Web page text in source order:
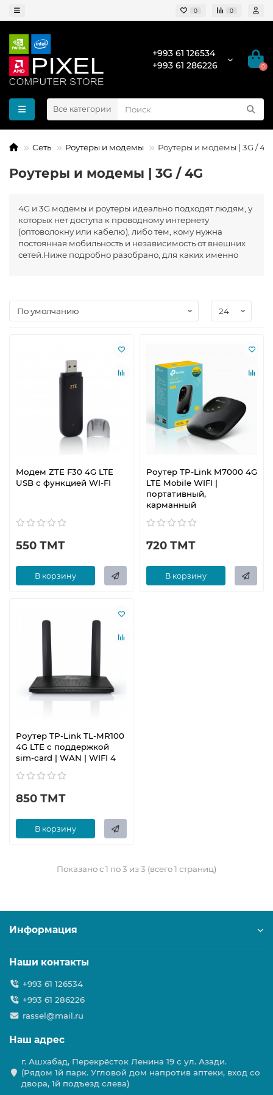
0 0
+993 61 126534
+993 61 286226
0
Все категории
Сеть Роутеры и модемы Роутеры и модемы | 3G / 4G
Роутеры и модемы | 3G / 4G
4G и 3G модемы и роутеры идеально подходят людям, у
которых нет доступа к проводному интернету
(оптоволокну или кабелю), либо тем, кому нужна
постоянная мобильность и независимость от внешних
сетей.Ниже подробно разобрано, для каких именно
Модем ZTE F30 4G LTE
USB с функцией WI-FI
550 ТМТ
В корзину
Роутер TP-Link M7000 4G
LTE Mobile WIFI |
портативный,
карманный
720 ТМТ
В корзину
Роутер TP-Link TL-MR100
4G LTE с поддержкой
sim-card | WAN | WIFI 4
850 ТМТ
В корзину
Показано с 1 по 3 из 3 (всего 1 страниц)
Информация
Наши контакты
+993 61 126534
+993 61 286226
rassel@mail.ru
Наш адрес
г. Ашхабад, Перекрёсток Ленина 19 с ул. Азади.
(Рядом 1й парк. Угловой дом напротив аптеки, вход со
двора, 1й подъезд слева)